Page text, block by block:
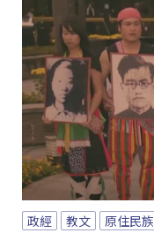
政經 教文 原住民族